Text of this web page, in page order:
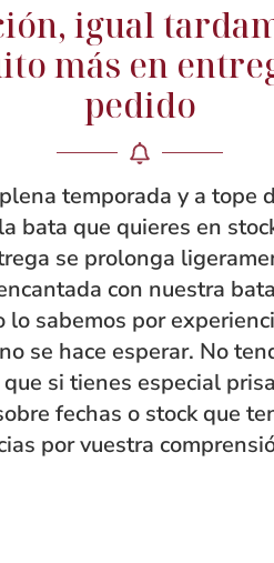
igual
más en
pedido
temporada y a tope
bata que quieres en
se prolonga
con nuestra
lo sabemos por
se hace esperar. No
si tienes especial
fechas o stock que
por vuestra